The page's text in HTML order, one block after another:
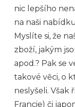
nic lepšího
na naši
Myslíte si, že
zboží, jakým
apod.? Pak se
takové věci, o
neslyšeli. Však
Francie) či